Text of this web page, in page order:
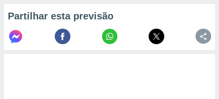
Partilhar esta previsão